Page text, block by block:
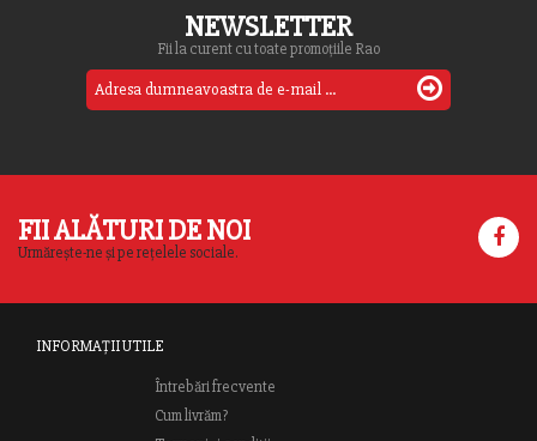
NEWSLETTER
Fii la curent cu toate promoțiile Rao
FII ALĂTURI DE NOI
Urmărește-ne și pe rețelele sociale.
INFORMAȚII UTILE
Întrebări frecvente
Cum livrăm?